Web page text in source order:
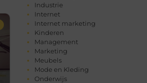
Industrie
Internet
Internet marketing
Kinderen
Management
Marketing
Meubels
Mode en Kleding
Onderwijs